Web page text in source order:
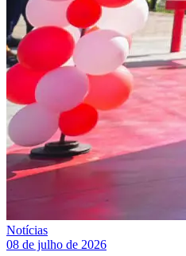
Notícias
08 de julho de 2026